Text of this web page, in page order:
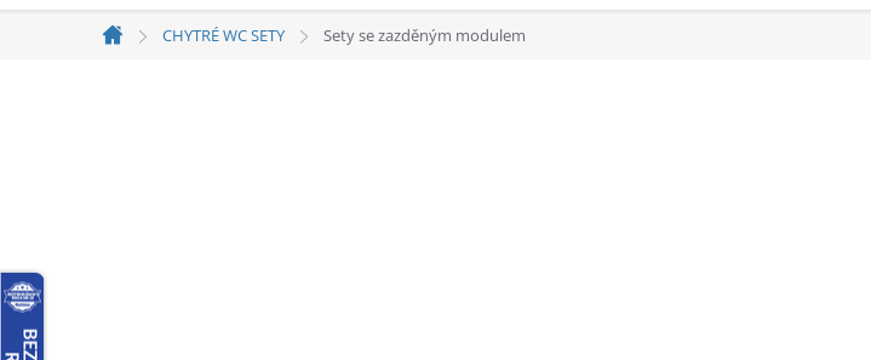
Domů
CHYTRÉ WC SETY Sety se zazděným modulem